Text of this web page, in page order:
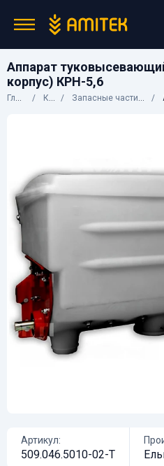
Аппарат
корпус) КРН-5,6
Главная Каталог Запасные части к сельхозтехнике
Артикул:
509.046.5010-02-Т